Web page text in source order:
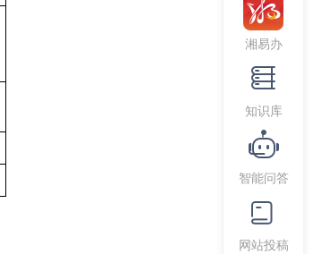
湘易办
知识库
智能问答
网站投稿